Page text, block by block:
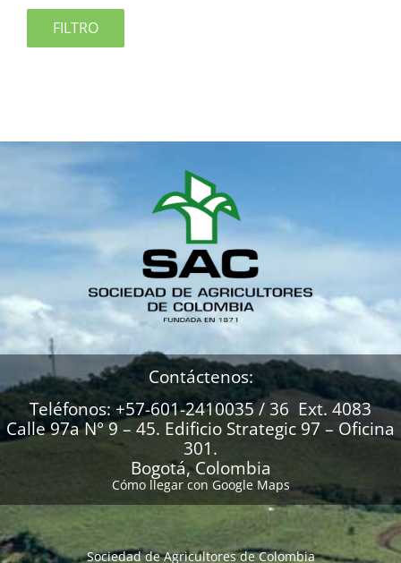
FILTRO
Contáctenos:
Teléfonos: +57-601-2410035 / 36 Ext. 4083
Calle 97a N° 9 – 45. Edificio Strategic 97 – Oficina
301.
Bogotá, Colombia
Cómo llegar con Google Maps
Sociedad de Agricultores de Colombia